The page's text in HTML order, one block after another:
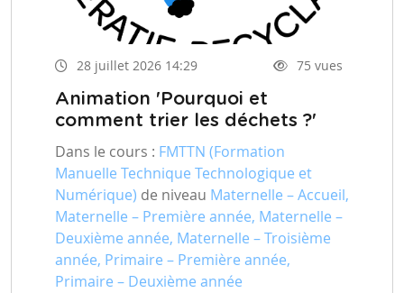
28 juillet 2026 14:29 75 vues
Animation 'Pourquoi et
comment trier les déchets ?'
Dans le cours : FMTTN (Formation
Manuelle Technique Technologique et
Numérique) de niveau Maternelle – Accueil,
Maternelle – Première année, Maternelle –
Deuxième année, Maternelle – Troisième
année, Primaire – Première année,
Primaire – Deuxième année